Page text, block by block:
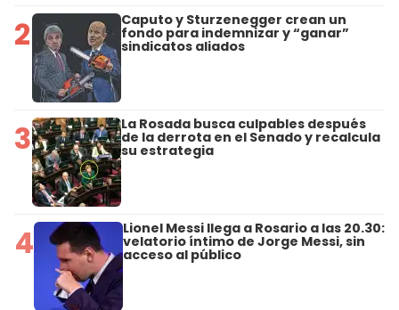
2 Caputo y Sturzenegger crean un
fondo para indemnizar y “ganar”
sindicatos aliados
3 La Rosada busca culpables después
de la derrota en el Senado y recalcula
su estrategia
4 Lionel Messi llega a Rosario a las 20.30:
velatorio íntimo de Jorge Messi, sin
acceso al público